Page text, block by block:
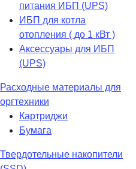
питания ИБП (UPS)
ИБП для котла
отопления ( до 1 кВт )
Аксессуары для ИБП
(UPS)
Расходные материалы для
оргтехники
Картриджи
Бумага
Твердотельные накопители